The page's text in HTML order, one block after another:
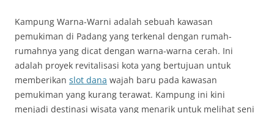
Kampung Warna-Warni adalah sebuah kawasan
pemukiman di Padang yang terkenal dengan rumah-
rumahnya yang dicat dengan warna-warna cerah. Ini
adalah proyek revitalisasi kota yang bertujuan untuk
memberikan slot dana wajah baru pada kawasan
pemukiman yang kurang terawat. Kampung ini kini
menjadi destinasi wisata yang menarik untuk melihat seni